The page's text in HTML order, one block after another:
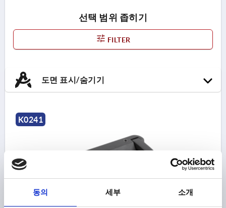
동의 세부 소개
선택 범위 좁히기
FILTER
도면 표시/숨기기
K0241